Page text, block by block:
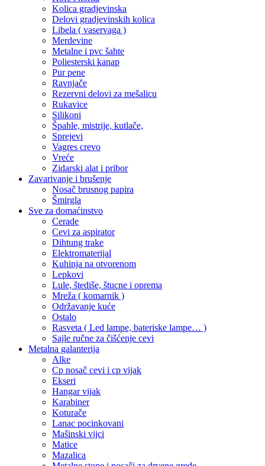
Kolica gradjevinska
Delovi gradjevinskih kolica
Libela ( vaservaga )
Merdevine
Metalne i pvc šahte
Poliesterski kanap
Pur pene
Ravnjače
Rezervni delovi za mešalicu
Rukavice
Silikoni
Špahle, mistrije, kutlače,
Sprejevi
Vagres crevo
Vreće
Zidarski alat i pribor
Zavarivanje i brušenje
Nosač brusnog papira
Šmirgla
Sve za domaćinstvo
Cerade
Cevi za aspirator
Dihtung trake
Elektromaterijal
Kuhinja na otvorenom
Lepkovi
Lule, štediše, štucne i oprema
Mreža ( komarnik )
Održavanje kuće
Ostalo
Rasveta ( Led lampe, bateriske lampe… )
Sajle ručne za čišćenje cevi
Metalna galanterija
Alke
Cp nosač cevi i cp vijak
Ekseri
Hangar vijak
Karabiner
Koturače
Lanac pocinkovani
Mašinski vijci
Matice
Mazalica